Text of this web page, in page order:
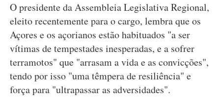
O presidente da Assembleia Legislativa Regional,
eleito recentemente para o cargo, lembra que os
Açores e os açorianos estão habituados "a ser
vítimas de tempestades inesperadas, e a sofrer
terramotos" que "arrasam a vida e as convicções",
tendo por isso "uma têmpera de resiliência" e
força para "ultrapassar as adversidades".